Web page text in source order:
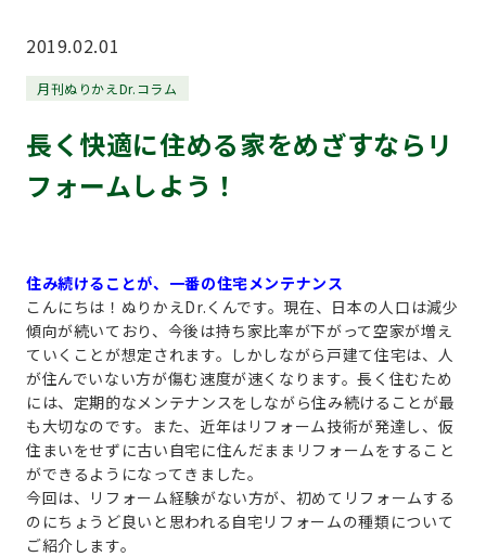
2019.02.01
月刊ぬりかえDr.コラム
長く快適に住める家をめざすならリ
フォームしよう！
住み続けることが、一番の住宅メンテナンス
こんにちは！ぬりかえDr.くんです。現在、日本の人口は減少
傾向が続いており、今後は持ち家比率が下がって空家が増え
ていくことが想定されます。しかしながら戸建て住宅は、人
が住んでいない方が傷む速度が速くなります。長く住むため
には、定期的なメンテナンスをしながら住み続けることが最
も大切なのです。また、近年はリフォーム技術が発達し、仮
住まいをせずに古い自宅に住んだままリフォームをすること
ができるようになってきました。
今回は、リフォーム経験がない方が、初めてリフォームする
のにちょうど良いと思われる自宅リフォームの種類について
ご紹介します。